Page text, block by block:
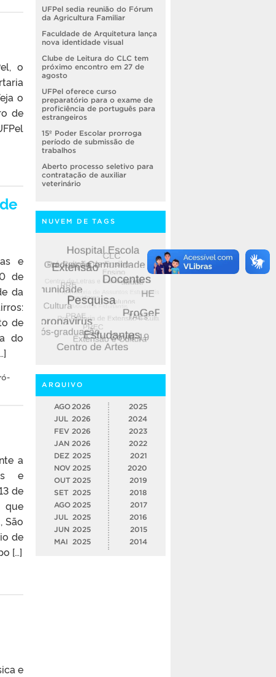
o
o
de
e
de
da
de
do
a
e
de
que
São
de
[…]
e
UFPel sedia reunião do Fórum
da Agricultura Familiar
Faculdade de Arquitetura lança
nova identidade visual
Clube de Leitura do CLC tem
próximo encontro em 27 de
agosto
UFPel oferece curso
preparatório para o exame de
proficiência de português para
estrangeiros
15º Poder Escolar prorroga
período de submissão de
trabalhos
Aberto processo seletivo para
contratação de auxiliar
veterinário
NUVEM DE TAGS
ARQUIVO
AGO 2026
JUL 2026
FEV 2026
JAN 2026
DEZ 2025
NOV 2025
OUT 2025
SET 2025
AGO 2025
JUL
2025
JUN 2025
MAI
2025
2025
2024
2023
2022
2021
2020
2019
2018
2017
2016
2015
2014